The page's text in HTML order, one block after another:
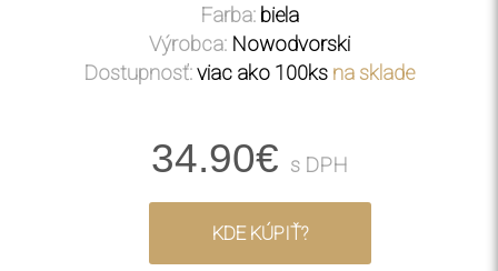
Farba: biela
Výrobca: Nowodvorski
Dostupnosť:viac ako 100ks na sklade
34.90€ s DPH
KDE KÚPIŤ?